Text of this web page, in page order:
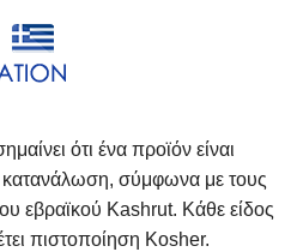
ότι ένα προϊόν είναι
κατανάλωση, σύμφωνα με τους
εβραϊκού Kashrut. Κάθε είδος
πιστοποίηση Kosher.